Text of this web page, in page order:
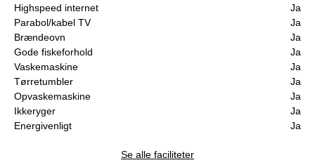
Highspeed internet
Ja
Parabol/kabel TV
Ja
Brændeovn
Ja
Gode fiskeforhold
Ja
Vaskemaskine
Ja
Tørretumbler
Ja
Opvaskemaskine
Ja
Ikkeryger
Ja
Energivenligt
Ja
Se alle faciliteter